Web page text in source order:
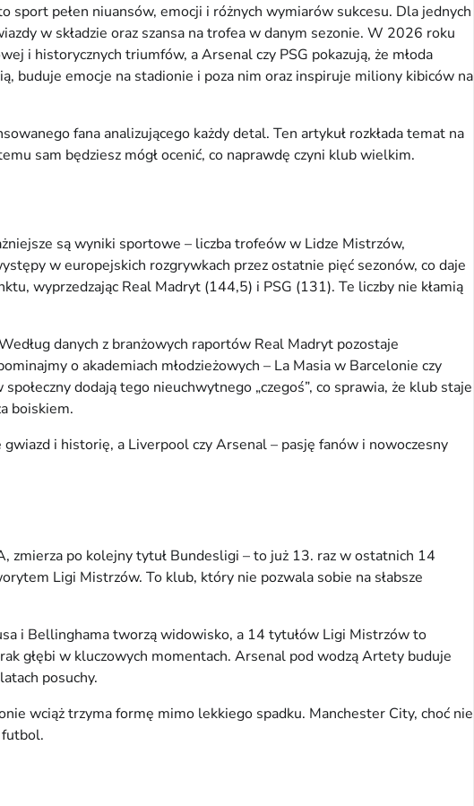
pełen niuansów, emocji i różnych wymiarów sukcesu. Dla jednych
w składzie oraz szansa na trofea w danym sezonie. W 2026 roku
i historycznych triumfów, a Arsenal czy PSG pokazują, że młoda
buduje emocje na stadionie i poza nim oraz inspiruje miliony kibiców na
fana analizującego każdy detal. Ten artykuł rozkłada temat na
sam będziesz mógł ocenić, co naprawdę czyni klub wielkim.
są wyniki sportowe – liczba trofeów w Lidze Mistrzów,
w europejskich rozgrywkach przez ostatnie pięć sezonów, co daje
wyprzedzając Real Madryt (144,5) i PSG (131). Te liczby nie kłamią
danych z branżowych raportów Real Madryt pozostaje
o akademiach młodzieżowych – La Masia w Barcelonie czy
dodają tego nieuchwytnego „czegoś”, co sprawia, że klub staje
boiskiem.
i historię, a Liverpool czy Arsenal – pasję fanów i nowoczesny
zmierza po kolejny tytuł Bundesligi – to już 13. raz w ostatnich 14
Ligi Mistrzów. To klub, który nie pozwala sobie na słabsze
i Bellinghama tworzą widowisko, a 14 tytułów Ligi Mistrzów to
głębi w kluczowych momentach. Arsenal pod wodzą Artety buduje
posuchy.
wciąż trzyma formę mimo lekkiego spadku. Manchester City, choć nie